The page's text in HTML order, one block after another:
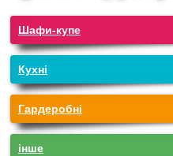
Шафи-купе
Кухні
Гардеробні
iнше